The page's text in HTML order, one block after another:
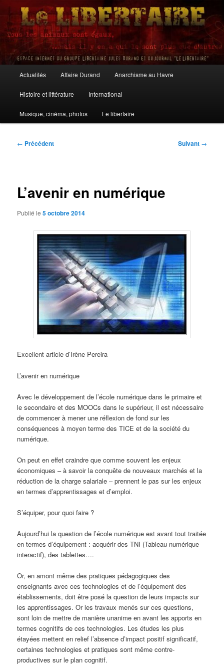
Aller
contenu
principalLe Libertaire
principal
Actualités Affaire Durand Anarchisme au Havre
Histoire et littérature International
Musique, cinéma, photos Le libertaire
Navigation
← Précédent Suivant →
L’avenir en numérique
Publié le5 octobre 2014
Excellent article d’Irène Pereira
L’avenir en numérique
Avec le développement de l’école numérique dans le primaire et
le secondaire et des MOOCs dans le supérieur, il est nécessaire
de commencer à mener une réflexion de fond sur les
conséquences à moyen terme des TICE et de la société du
numérique.
On peut en effet craindre que comme souvent les enjeux
économiques – à savoir la conquête de nouveaux marchés et la
réduction de la charge salariale – prennent le pas sur les enjeux
en termes d’apprentissages et d’emploi.
S’équiper, pour quoi faire ?
Aujourd’hui la question de l’école numérique est avant tout traitée
en termes d’équipement : acquérir des TNI (Tableau numérique
interactif), des tablettes….
Or, en amont même des pratiques pédagogiques des
enseignants avec ces technologies et de l’équipement des
établissements, doit être posé la question de leurs impacts sur
les apprentissages. Or les travaux menés sur ces questions,
sont loin de mettre de manière unanime en avant les apports en
termes cognitifs de ces technologies. Les études les plus
étayées mettent en relief l’absence d’impact positif significatif,
certaines technologies et pratiques sont même contre-
productives sur le plan cognitif.